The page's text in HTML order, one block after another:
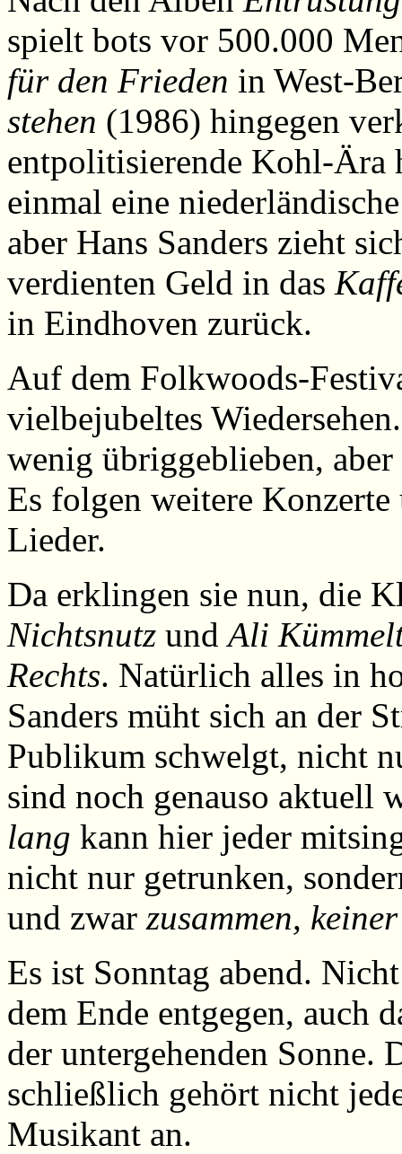
spielt bots vor 500.000
für den Frieden in West-
stehen (1986) hingegen
entpolitisierende Kohl-Ära
einmal eine
aber Hans Sanders zieht
verdienten Geld in das
in Eindhoven zurück.
Auf dem Folkwoods-
vielbejubeltes
wenig übriggeblieben,
Es folgen weitere Konzerte
Lieder.
Da erklingen sie nun, die
Nichtsnutz undAli
Rechts. Natürlich alles in
Sanders müht sich an der
Publikum schwelgt, nicht
sind noch genauso aktuell
lang kann hier jeder
nicht nur getrunken,
und zwar zusammen,
Es ist Sonntag abend.
dem Ende entgegen, auch
der untergehenden
schließlich gehört nicht
Musikant an.